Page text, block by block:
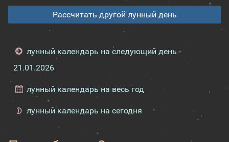
Рассчитать другой лунный день
лунный календарь на следующий день -
21.01.2026
лунный календарь на весь год
лунный календарь на сегодня